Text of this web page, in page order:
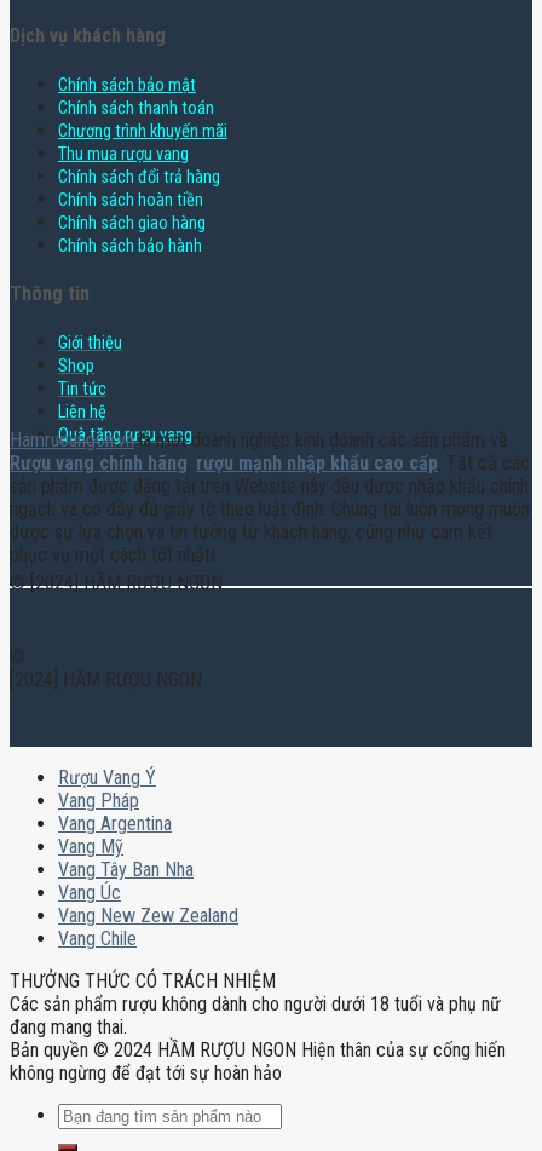
Dịch vụ khách hàng
Chính sách bảo mật
Chính sách thanh toán
Chương trình khuyến mãi
Thu mua rượu vang
Chính sách đổi trả hàng
Chính sách hoàn tiền
Chính sách giao hàng
Chính sách bảo hành
Thông tin
Giới thiệu
Shop
Tin tức
Liên hệ
Quà tặng rượu vang
Hamruoungon.vnlà một doanh nghiệp kinh doanh các sản phẩm về
Rượu vang chính hãng, rượu mạnh nhập khẩu cao cấp. Tất cả các
sản phẩm được đăng tải trên Website này đều được nhập khẩu chính
ngạch và có đầy đủ giấy tờ theo luật định. Chúng tôi luôn mong muốn
được sự lựa chọn và tin tưởng từ khách hàng, cũng như cam kết
phục vụ một cách tốt nhất!
© [2024] HẦM RƯỢU NGON
©
[2024] HẦM RƯỢU NGON
Rượu Vang Ý
Vang Pháp
Vang Argentina
Vang Mỹ
Vang Tây Ban Nha
Vang Úc
Vang New Zew Zealand
Vang Chile
THƯỞNG THỨC CÓ TRÁCH NHIỆM
Các sản phẩm rượu không dành cho người dưới 18 tuổi và phụ nữ
đang mang thai.
Bản quyền © 2024 HẦM RƯỢU NGON Hiện thân của sự cống hiến
không ngừng để đạt tới sự hoàn hảo
Tìm